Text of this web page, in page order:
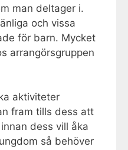
man deltager i.
och vissa
för barn. Mycket
arrangörsgruppen
aktiviteter
fram tills dess att
dess vill åka
så behöver